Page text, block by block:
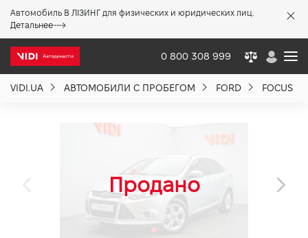
Автомобиль В ЛІЗИНГ для физических и юридических лиц.
Детальнее
0 800 308 999
VIDI.UA АВТОМОБИЛИ С ПРОБЕГОМ FORD FOCUS
Политика качества